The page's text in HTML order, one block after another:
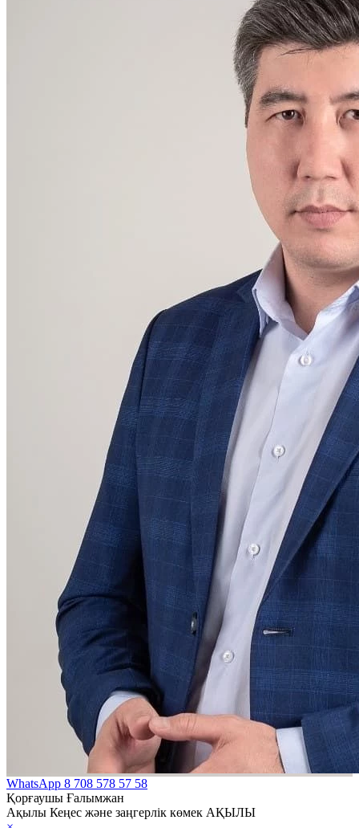
WhatsApp 8 708 578 57 58
Қорғаушы Ғалымжан
Ақылы Кеңес және заңгерлік көмек АҚЫЛЫ